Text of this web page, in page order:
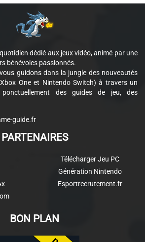
dédié aux jeux vidéo, animé par une
bénévoles passionnés.
guidons dans la jungle des nouveautés
One et Nintendo Switch) à travers un
des guides de jeu, des
guide.fr
PARTENAIRES
Télécharger Jeu PC
Génération Nintendo
Esportrecrutement.fr
BON PLAN